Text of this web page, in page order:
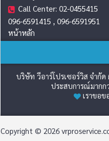
Call Center: 02-0455415
096-6591415 , 096-6591951
หน้าหลัก
บริษัท วีอาร์โปรเซอร์วิส จำกั
ประสบการณ์มากก
เราขอ
Copyright © 2026